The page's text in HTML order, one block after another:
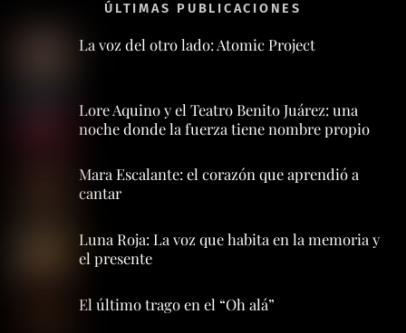
ÚLTIMAS PUBLICACIONES
La voz del otro lado: Atomic Project
Lore Aquino y el Teatro Benito Juárez: una
noche donde la fuerza tiene nombre propio
Mara Escalante: el corazón que aprendió a
cantar
Luna Roja: La voz que habita en la memoria y
el presente
El último trago en el “Oh alá”